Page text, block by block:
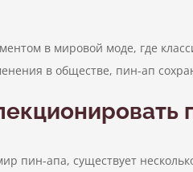
в мировой моде, где
в обществе, пин-ап
пин-апа, существует